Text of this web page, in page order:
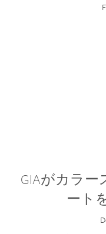
GIAがカラ
ート